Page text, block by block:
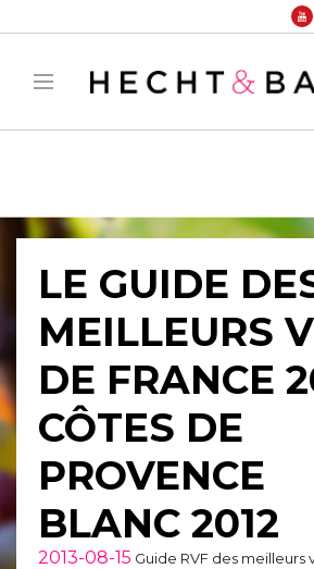
: filter_var() expects parameter 2
manager/public/frontend.phpon line
LE GUIDE
MEILLEURS
DE FRANCE
CÔTES DE
PROVENCE
BLANC 2012
2013-08-15 Guide RVF des meilleurs